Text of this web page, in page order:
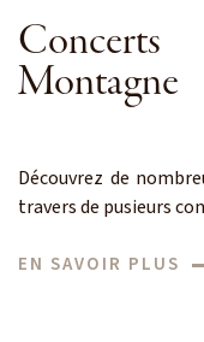
Montagne
Découvrez de
travers de pusieurs
EN SAVOIR PLUS